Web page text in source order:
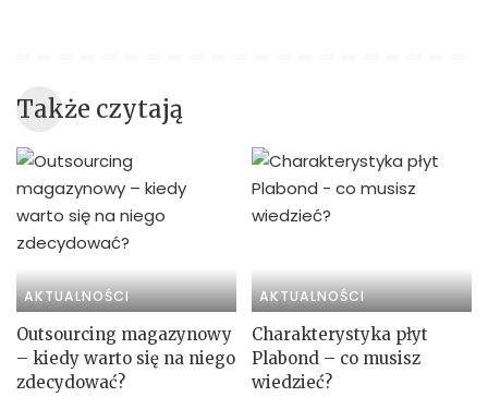
Także czytają
AKTUALNOŚCI
Outsourcing magazynowy
– kiedy warto się na niego
zdecydować?
AKTUALNOŚCI
Charakterystyka płyt
Plabond – co musisz
wiedzieć?